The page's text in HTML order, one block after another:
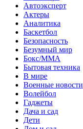
Автоэксперт
Актеры
Аналитика
Баскетбол
Безопасность
Безумный мир
Бокс/MMA
Бытовая техника
В мире
Военные новости
Волейбол
Гаджеты
Дача и сад
Дети